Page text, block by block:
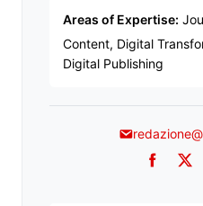
Areas of Expertise:
Content, Digital
Digital Publishing